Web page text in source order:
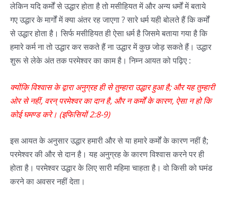
लेकिन यदि कर्मों से उद्धार होता है तो मसीहियत में और अन्य धर्मों में बताये
गए उद्धार के मार्गों में क्या अंतर रह जाएगा ? सारे धर्म यही बोलते हैं कि कर्मों
से उद्धार होता है। सिर्फ मसीहियत ही ऐसा धर्म है जिसमे बताया गया है कि
हमारे कर्म ना तो उद्धार कर सकते हैं ना उद्धार में कुछ जोड़ सकते हैं। उद्धार
शुरू से लेके अंत तक परमेश्वर का काम है। निम्न आयत को पढ़िए :
क्योंकि विश्वास के द्वारा अनुग्रह ही से तुम्हारा उद्धार हुआ है; और यह तुम्हारी
ओर से नहीं, वरन् परमेश्वर का दान है, और न कर्मों के कारण, ऐसा न हो कि
कोई घमण्ड करे। (इफिसियों 2:8-9)
इस आयत के अनुसार उद्धार हमारी और से या हमारे कर्मों के कारण नहीं है;
परमेश्वर की और से दान है। यह अनुग्रह के कारण विश्वास करने पर ही
होता है। परमेश्वर उद्धार के लिए सारी महिमा चाहता है। वो किसी को घमंड
करने का अवसर नहीं देता।